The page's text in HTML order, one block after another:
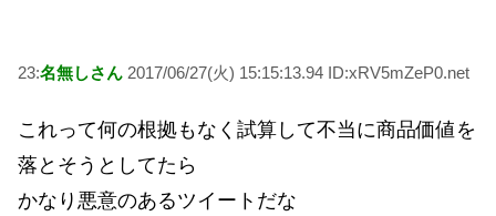
23:名無しさん 2017/06/27(火) 15:15:13.94 ID:xRV5mZeP0.net
これって何の根拠もなく試算して不当に商品価値を
落とそうとしてたら
かなり悪意のあるツイートだな